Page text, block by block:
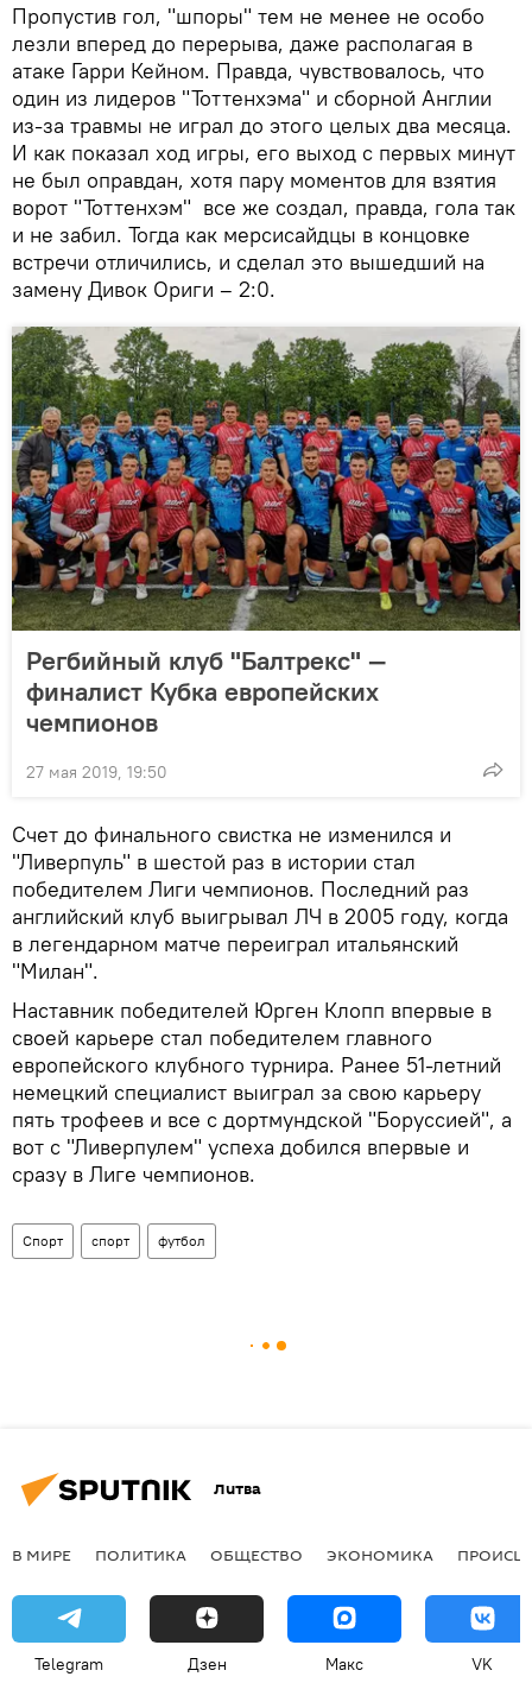
Пропустив гол, "шпоры" тем не менее не особо
лезли вперед до перерыва, даже располагая в
атаке Гарри Кейном. Правда, чувствовалось, что
один из лидеров "Тоттенхэма" и сборной Англии
из-за травмы не играл до этого целых два месяца.
И как показал ход игры, его выход с первых минут
не был оправдан, хотя пару моментов для взятия
ворот "Тоттенхэм" все же создал, правда, гола так
и не забил. Тогда как мерсисайдцы в концовке
встречи отличились, и сделал это вышедший на
замену Дивок Ориги – 2:0.
Регбийный клуб "Балтрекс" —
финалист Кубка европейских
чемпионов
27 мая 2019, 19:50
Счет до финального свистка не изменился и
"Ливерпуль" в шестой раз в истории стал
победителем Лиги чемпионов. Последний раз
английский клуб выигрывал ЛЧ в 2005 году, когда
в легендарном матче переиграл итальянский
"Милан".
Наставник победителей Юрген Клопп впервые в
своей карьере стал победителем главного
европейского клубного турнира. Ранее 51-летний
немецкий специалист выиграл за свою карьеру
пять трофеев и все с дортмундской "Боруссией", а
вот с "Ливерпулем" успеха добился впервые и
сразу в Лиге чемпионов.
Спорт спорт футбол
Литва
В МИРЕ ПОЛИТИКА ОБЩЕСТВО ЭКОНОМИКА
Telegram Дзен Макс VK